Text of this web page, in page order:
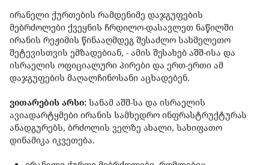
ირანელი ქურთების რამდენიმე დაჯგუფების
მებრძოლები ქვეყნის ჩრდილო-დასავლეთ ნაწილში
ირანის რეჟიმის წინააღმდეგ შესაძლო სახმელეთო
შეტევისთვის ემზადებიან, - ამის შესახებ აშშ-ისა და
ისრაელის ოფიციალური პირები და ერთ-ერთი ამ
დაჯგუფების მაღალჩინოსანი აცხადებენ.
ვითარების არსი: სანამ აშშ-სა და ისრაელის
ავიადარტყმები ირანის სამხედრო ინფრასტრუქტურას
ანადგურებს, ბრძოლის ველზე ახალი, სახიფათო
დინამიკა იკვეთება.